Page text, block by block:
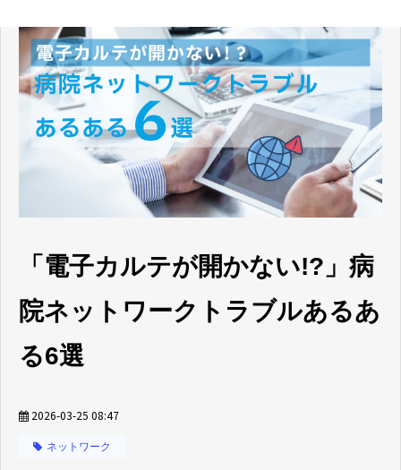
「電子カルテが開かない!?」病
院ネットワークトラブルあるあ
る6選
2026-03-25 08:47
ネットワーク